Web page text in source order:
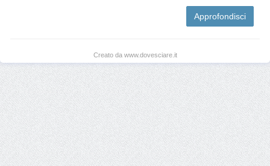
Approfondisci
Creato da www.dovesciare.it